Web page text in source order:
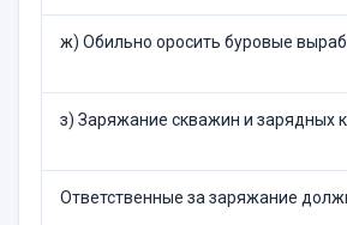
ж) Обильно оросить буровые
з) Заряжание скважин и зарядных
Ответственные за заряжание